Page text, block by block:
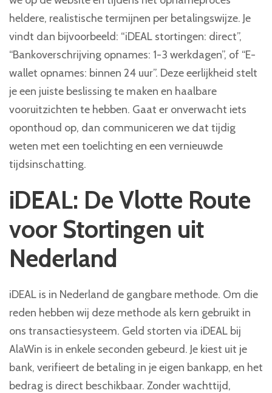
heldere, realistische termijnen per betalingswijze. Je
vindt dan bijvoorbeeld: “iDEAL stortingen: direct”,
“Bankoverschrijving opnames: 1-3 werkdagen”, of “E-
wallet opnames: binnen 24 uur”. Deze eerlijkheid stelt
je een juiste beslissing te maken en haalbare
vooruitzichten te hebben. Gaat er onverwacht iets
oponthoud op, dan communiceren we dat tijdig
weten met een toelichting en een vernieuwde
tijdsinschatting.
iDEAL: De Vlotte Route
voor Stortingen uit
Nederland
iDEAL is in Nederland de gangbare methode. Om die
reden hebben wij deze methode als kern gebruikt in
ons transactiesysteem. Geld storten via iDEAL bij
AlaWin is in enkele seconden gebeurd. Je kiest uit je
bank, verifieert de betaling in je eigen bankapp, en het
bedrag is direct beschikbaar. Zonder wachttijd,